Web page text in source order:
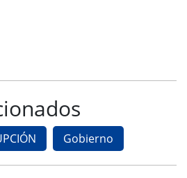
Gobierno